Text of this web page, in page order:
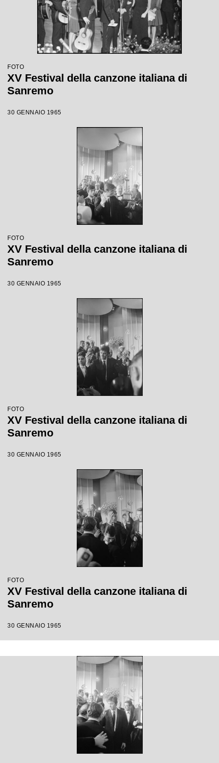
FOTO
XV Festival della canzone italiana di
Sanremo
30 GENNAIO 1965
FOTO
XV Festival della canzone italiana di
Sanremo
30 GENNAIO 1965
FOTO
XV Festival della canzone italiana di
Sanremo
30 GENNAIO 1965
FOTO
XV Festival della canzone italiana di
Sanremo
30 GENNAIO 1965